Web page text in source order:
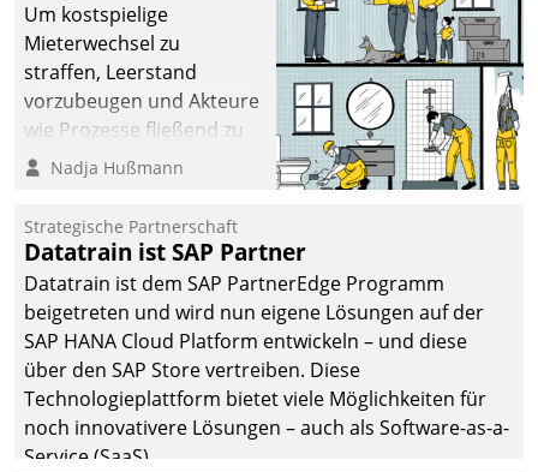
Um kostspielige
Mieterwechsel zu
straffen, Leerstand
vorzubeugen und Akteure
wie Prozesse fließend zu
vernetzen, nutzt die
Jahresbeginn eine
Überblick, Einsicht und
Eingriff bietende Lösung.
Zur Entwicklung setzte
man auf
Cloudtechnologie,
bewährte und Startup-
Partner sowie erstmals
agile Projektmethoden.
Nadja Hußmann
Strategische Partnerschaft
Datatrain ist SAP Partner
Datatrain ist dem SAP PartnerEdge Programm
beigetreten und wird nun eigene Lösungen auf der
SAP HANA Cloud Platform entwickeln – und diese
über den SAP Store vertreiben. Diese
Technologieplattform bietet viele Möglichkeiten für
noch innovativere Lösungen – auch als Software-as-a-
Service (SaaS).